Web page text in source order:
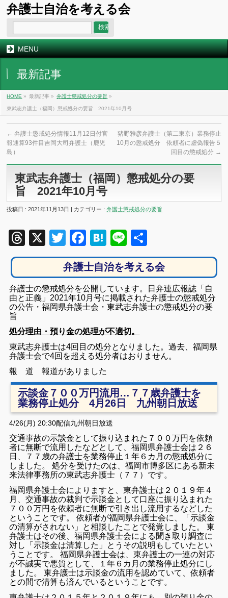
弁護士自治を考える会
MENU
最新記事
HOME » 最新記事 » 弁護士懲戒処分の要旨 »
東武志弁護士（福岡）懲戒処分の要旨 2021年10月号
← 弁護士懲戒処分情報11月12日付官
報通算93件目吉岡大司弁護士（鹿児
島）
猪野雅彦弁護士（第二東京）業務停止
10月の懲戒処分 依頼者に虚偽報告５
回目の懲戒処分 →
東武志弁護士（福岡）懲戒処分の要
旨 2021年10月号
投稿日 : 2021年11月13日 | カテゴリー :弁護士懲戒処分の要旨
Threads
X TwitterFacebook
Hatena
Line
有
弁護士自治を考える会
弁護士の懲戒処分を公開しています。日弁連広報誌「自
由と正義」2021年10月号に掲載された弁護士の懲戒処分
の公告・福岡県弁護士会・東武志弁護士の懲戒処分の要
旨
処分理由・預り金の処理が不適切。
東武志弁護士は4回目の処分となりました。過去、福岡県
弁護士会で4回を超える処分者はおりません。
報 道 報道がありました
示談金７００万円流用…７７歳弁護士を
業務停止処分 4月26日 九州朝日放送
4/26(月) 20:30配信九州朝日放送
交通事故の示談金として振り込まれた７００万円を依頼
者に無断で流用したなどとして、福岡県弁護士会は２６
日、７７歳の弁護士を業務停止１年６カ月の懲戒処分に
しました。 処分を受けたのは、福岡市博多区にある新未
来法律事務所の東武志弁護士（７７）です。
福岡県弁護士会によりますと、東弁護士は２０１９年４
月、交通事故の裁判で示談金として口座に振り込まれた
７００万円を依頼者に無断で引き出し流用するなどした
ということです。 依頼者が福岡県弁護士会に、「示談金
の清算がされない」と相談したことで発覚しました。 東
弁護士はその後、福岡県弁護士会による聞き取り調査に
対し「示談金は清算した」とうその説明もしていたとい
うことです。 福岡県弁護士会は、東弁護士の一連の対応
が不誠実で悪質として、１年６カ月の業務停止処分にし
ました。 東弁護士は示談金の流用を認めていて、依頼者
との間で清算も済んでいるということです。